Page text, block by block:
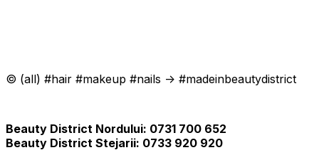
© (all) #hair #makeup #nails -> #madeinbeautydistrict
Beauty District Nordului: 0731 700 652
Beauty District Stejarii: 0733 920 920